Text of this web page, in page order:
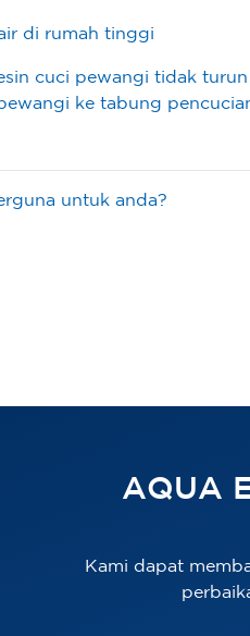
di rumah tinggi
cuci pewangi tidak
ke tabung
untuk anda?
AQUA
Kami dapat